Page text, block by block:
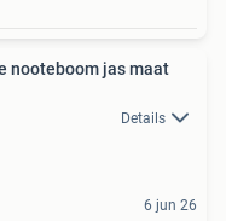
nooteboom jas maat
Details
6 jun 26